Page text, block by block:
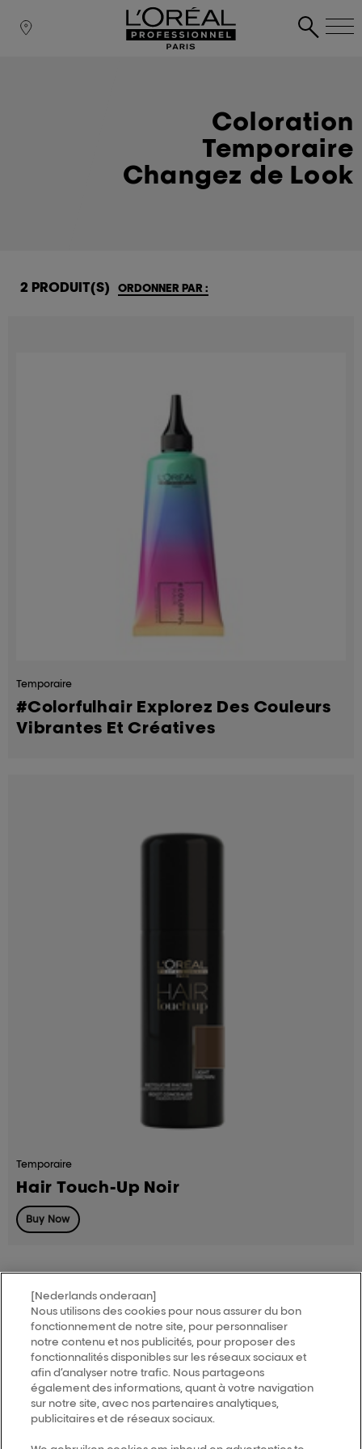
Coloration
Temporaire
Changez de Look
2 PRODUIT(S) ORDONNER PAR :
Temporaire
#colorfulhair Explorez Des Couleurs
Vibrantes Et Créatives
Temporaire
Hair Touch-Up Noir
Buy Now
MY HAIR[iD]
Trouver un salon
Follow us
[Nederlands onderaan]
Nous utilisons des cookies pour nous assurer du bon
fonctionnement de notre site, pour personnaliser
notre contenu et nos publicités, pour proposer des
fonctionnalités disponibles sur les réseaux sociaux et
afin d’analyser notre trafic. Nous partageons
également des informations, quant à votre navigation
sur notre site, avec nos partenaires analytiques,
publicitaires et de réseaux sociaux.